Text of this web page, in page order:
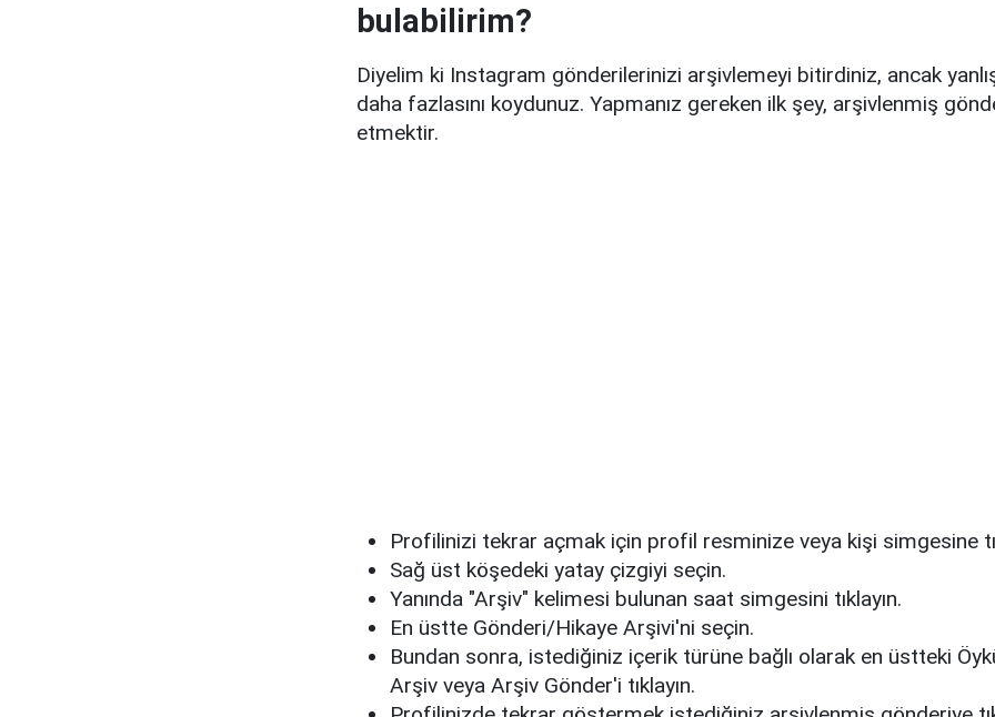
bulabilirim?
Diyelim ki Instagram gönderilerinizi arşivlemeyi bitirdiniz, ancak
daha fazlasını koydunuz. Yapmanız gereken ilk şey, arşivlenmiş
etmektir.
Profilinizi tekrar açmak için profil resminize veya kişi simgesine
Sağ üst köşedeki yatay çizgiyi seçin.
Yanında "Arşiv" kelimesi bulunan saat simgesini tıklayın.
En üstte Gönderi/Hikaye Arşivi'ni seçin.
Bundan sonra, istediğiniz içerik türüne bağlı olarak en üstteki
Arşiv veya Arşiv Gönder'i tıklayın.